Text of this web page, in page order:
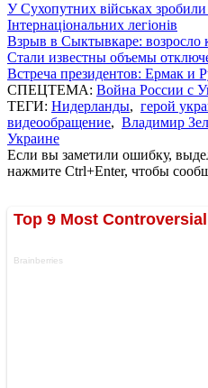
У Сухопутних військах зробили
Інтернаціональних легіонів
Взрыв в Сыктывкаре: возросло
Стали известны объемы
Встреча президентов: Ермак и
СПЕЦТЕМА: Война России с
ТЕГИ: Нидерланды, герой
видеообращение, Владимир
Украине
Если вы заметили ошибку,
нажмите Ctrl+Enter, чтобы